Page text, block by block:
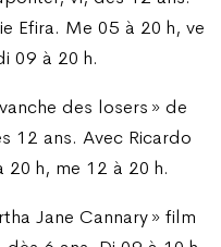
Efira. Me 05 à 20 h, ve
09 à 20 h.
des losers » de
12 ans. Avec Ricardo
20 h, me 12 à 20 h.
Jane Cannary » film